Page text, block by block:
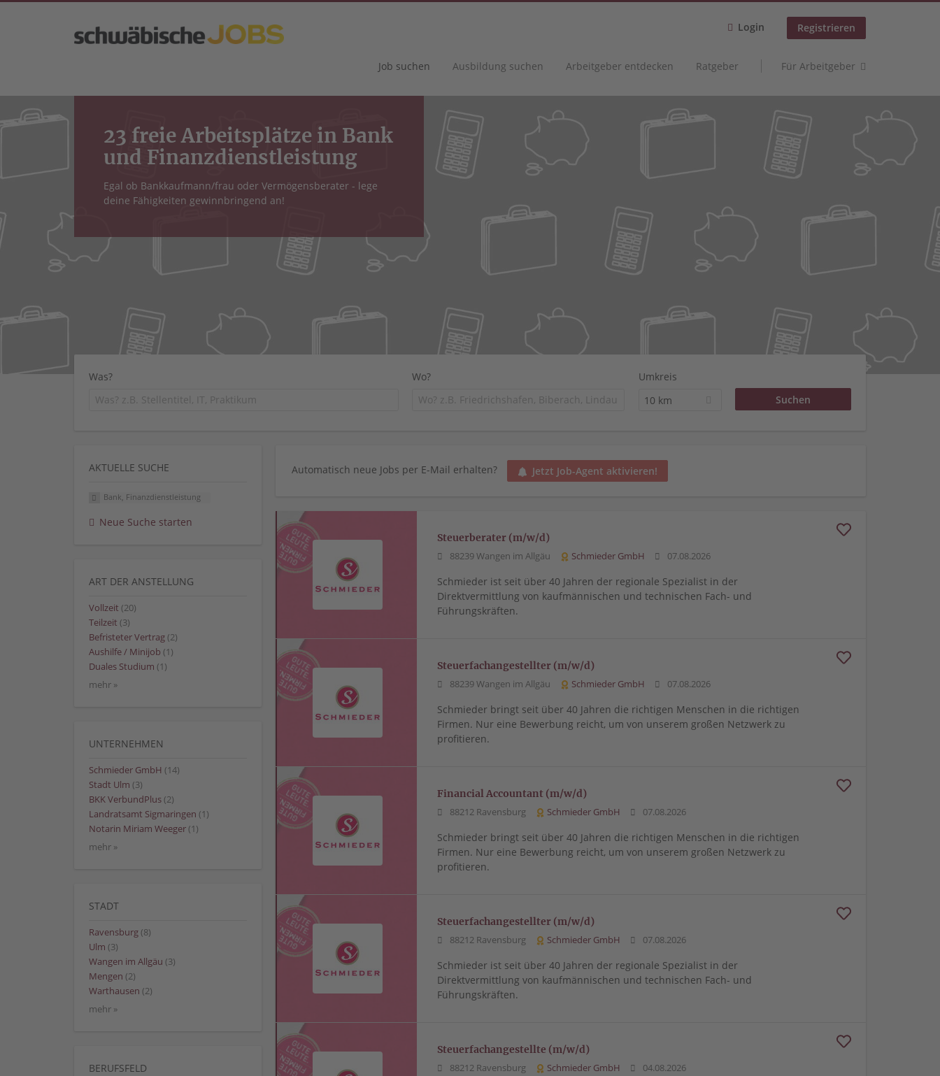
Login Registrieren
Job suchen Ausbildung suchen Arbeitgeber entdecken Ratgeber Für Arbeitgeber
23 freie Arbeitsplätze in Bank
und Finanzdienstleistung
Egal ob Bankkaufmann/frau oder Vermögensberater - lege
deine Fähigkeiten gewinnbringend an!
Was? Wo?
Umkreis
10 km
Automatisch neue Jobs per E-Mail erhalten? Jetzt Job-Agent aktivieren!
Steuerberater (m/w/d)
88239 Wangen im Allgäu Schmieder GmbH 07.08.2026
Schmieder ist seit über 40 Jahren der regionale Spezialist in der
Direktvermittlung von kaufmännischen und technischen Fach- und
Führungskräften.
Steuerfachangestellter (m/w/d)
88239 Wangen im Allgäu Schmieder GmbH 07.08.2026
Schmieder bringt seit über 40 Jahren die richtigen Menschen in die richtigen
Firmen. Nur eine Bewerbung reicht, um von unserem großen Netzwerk zu
profitieren.
Financial Accountant (m/w/d)
88212 Ravensburg Schmieder GmbH 07.08.2026
Schmieder bringt seit über 40 Jahren die richtigen Menschen in die richtigen
Firmen. Nur eine Bewerbung reicht, um von unserem großen Netzwerk zu
profitieren.
Steuerfachangestellter (m/w/d)
88212 Ravensburg Schmieder GmbH 07.08.2026
Schmieder ist seit über 40 Jahren der regionale Spezialist in der
Direktvermittlung von kaufmännischen und technischen Fach- und
Führungskräften.
Steuerfachangestellte (m/w/d)
88212 Ravensburg Schmieder GmbH 04.08.2026
AKTUELLE SUCHE
Bank, Finanzdienstleistung
Neue Suche starten
ART DER ANSTELLUNG
Vollzeit (20)
Teilzeit (3)
Befristeter Vertrag (2)
Aushilfe / Minijob (1)
Duales Studium (1)
mehr »
UNTERNEHMEN
Schmieder GmbH (14)
Stadt Ulm (3)
BKK VerbundPlus (2)
Landratsamt Sigmaringen (1)
Notarin Miriam Weeger (1)
mehr »
STADT
Ravensburg (8)
Ulm (3)
Wangen im Allgäu (3)
Mengen (2)
Warthausen (2)
mehr »
BERUFSFELD